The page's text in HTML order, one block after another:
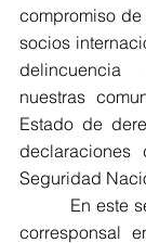
compromiso
socios
nuestras
Estado de
Seguridad
En este
corresponsal